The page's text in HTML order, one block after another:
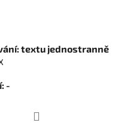
textu jednostranně
-